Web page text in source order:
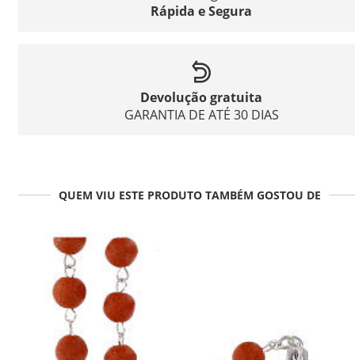
Rápida e Segura
Devolução gratuita
GARANTIA DE ATÉ 30 DIAS
QUEM VIU ESTE PRODUTO TAMBÉM GOSTOU DE